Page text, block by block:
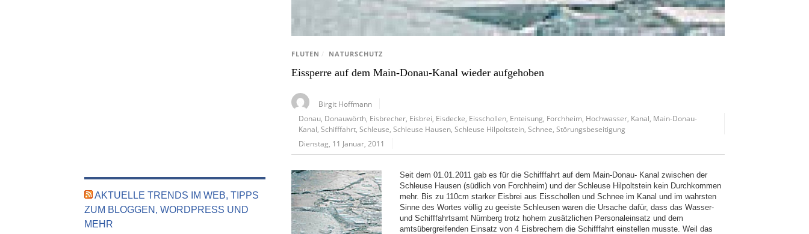
FLUTEN / NATURSCHUTZ
Eissperre auf dem Main-Donau-Kanal wieder aufgehoben
Birgit Hoffmann
Donau Donauwörth Eisbrecher Eisbrei Eisdecke Eisschollen Enteisung Forchheim Hochwasser Kanal Main-Donau-
Kanal ,Schifffahrt ,Schleuse ,Schleuse Hausen ,Schleuse Hilpoltstein ,Schnee ,Störungsbeseitigung
Dienstag, 11 Januar, 2011
Seit dem 01.01.2011 gab es für die Schifffahrt auf dem Main-Donau- Kanal zwischen der
Schleuse Hausen (südlich von Forchheim) und der Schleuse Hilpoltstein kein Durchkommen
mehr. Bis zu 110cm starker Eisbrei aus Eisschollen und Schnee im Kanal und im wahrsten
Sinne des Wortes völlig zu geeiste Schleusen waren die Ursache dafür, dass das Wasser-
und Schifffahrtsamt Nürnberg trotz hohem zusätzlichen Personaleinsatz und dem
amtsübergreifenden Einsatz von 4 Eisbrechern die Schifffahrt einstellen musste. Weil das
AKTUELLE TRENDS IM WEB, TIPPS
ZUM BLOGGEN, WORDPRESS UND
MEHR